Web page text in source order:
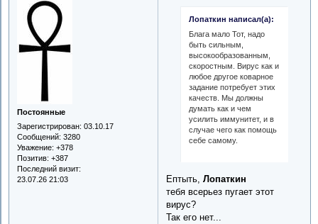
Постоянные
Зарегистрирован: 03.10.17
Сообщений: 3280
Уважение: +378
Позитив: +387
Последний визит:
23.07.26 21:03
Лопаткин написал(а):
Блага мало Тот, надо
быть сильным,
высокообразованным,
скоростным. Вирус как и
любое другое коварное
задание потребует этих
качеств. Мы должны
думать как и чем
усилить иммунитет, и в
случае чего как помощь
себе самому.
Ептыть,Лопаткин
тебя всерьез пугает этот
вирус?
Так его нет...